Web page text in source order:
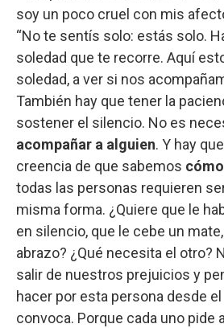
soy un poco cruel con mis
“No te sentís solo: estás solo.
soledad que te recorre. Aquí
soledad, a ver si nos
También hay que tener la
sostener el silencio. No es
acompañar a alguien. Y hay
creencia de que sabemos
todas las personas requieren
misma forma. ¿Quiere que le
en silencio, que le cebe un
abrazo? ¿Qué necesita el otro?
salir de nuestros prejuicios y
hacer por esta persona desde
convoca. Porque cada uno pide